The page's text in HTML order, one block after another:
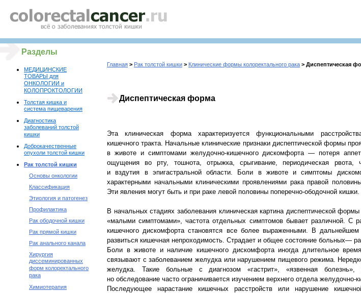
Разделы
МЕДИЦИНСКИЕ
ТОВАРЫ для
ОНКОЛОГИИ и
КОЛОПРОКТОЛОГИИ
Толстая кишка и
система пищеварения
Диагностика
заболеваний толстой
кишки
Доброкачественные
опухоли толстой кишки
Рак толстой кишки
Основы онкологии
Классификация
Этиология и патогенез
Профилактика
Рак ободочной кишки
Рак прямой кишки
Рак анального канала
Хирургия
диссеминированных
форм колоректального
рака
Химиотерапия
Главная > Рак толстой кишки > Клинические формы колоректального рака > Диспептическая
Диспептическая форма
Эта клиническая форма характеризуется функциональными
кишечного тракта. Начальные клинические признаки диспептической формы
в животе и симптомами желудочно-кишечного дискомфорта — потеря
ощущения во рту, тошнота, отрыжка, срыгивание, периодическая рвота,
и вздутия в эпигастральной области. Боли в животе и симптомы
характерными начальными клиническими проявлениями рака правой
Эти явления могут быть и при раке левой половины поперечно-ободочной кишки.
В начальных стадиях заболевания клиническая картина диспептической формы
«малыми симптомами», частота отдельных симптомов бывает различной. С
кишечного дискомфорта становятся все более выраженными. В
развиться кишечная непроходимость. Страдает и общее состояние больных—
Боли в животе и наличие кишечного дискомфорта иногда длительное
связывают с заболеванием желудка или нарушением пищевого режима.
желудка. Такие больные с диагнозом «гастрит», «язвенная
но обследование часто ограничивается изучением верхнего отдела желудочно-
Последующее нарастание кишечных расстройств или нарушение